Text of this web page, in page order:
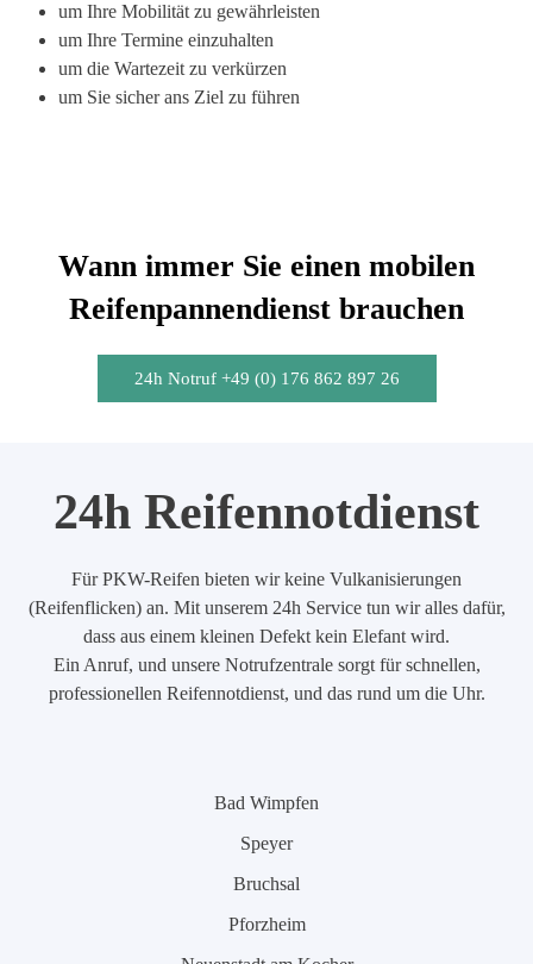
um Ihre Mobilität zu gewährleisten
um Ihre Termine einzuhalten
um die Wartezeit zu verkürzen
um Sie sicher ans Ziel zu führen
Wann immer Sie einen mobilen
Reifenpannendienst brauchen
24h Notruf +49 (0) 176 862 897 26
24h Reifennotdienst
Für PKW-Reifen bieten wir keine Vulkanisierungen
(Reifenflicken) an. Mit unserem 24h Service tun wir alles dafür,
dass aus einem kleinen Defekt kein Elefant wird.
Ein Anruf, und unsere Notrufzentrale sorgt für schnellen,
professionellen Reifennotdienst, und das rund um die Uhr.
Bad Wimpfen
Speyer
Bruchsal
Pforzheim